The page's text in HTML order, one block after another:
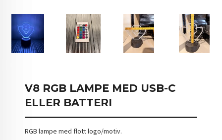
V8 RGB LAMPE MED USB-C
ELLER BATTERI
RGB lampe med flott logo/motiv.